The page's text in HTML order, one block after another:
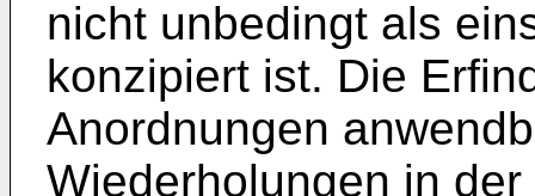
nicht unbedingt als
konzipiert ist. Die
Anordnungen
Wiederholungen in